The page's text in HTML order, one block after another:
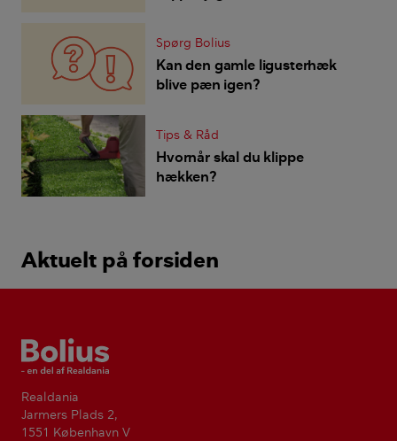
Spørg Bolius
Kan den gamle ligusterhæk
blive pæn igen?
Tips & Råd
Hvornår skal du klippe
hækken?
Aktuelt på forsiden
Bolius
Realdania
Jarmers Plads 2,
1551 København V